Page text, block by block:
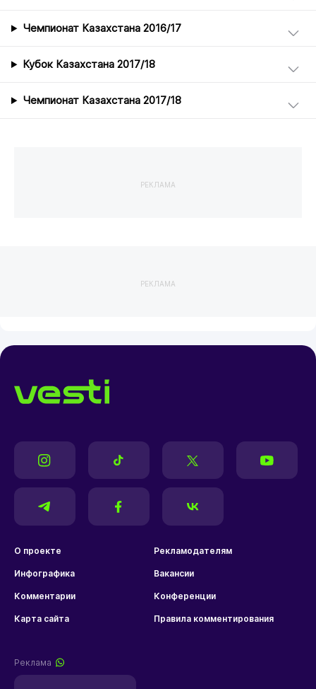
Чемпионат Казахстана 2016/17
Кубок Казахстана 2017/18
Чемпионат Казахстана 2017/18
РЕКЛАМА
РЕКЛАМА
О проекте Рекламодателям
Инфографика Вакансии
Комментарии Конференции
Карта сайта Правила комментирования
Реклама